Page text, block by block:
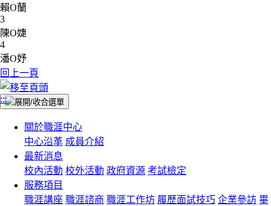
賴O蘭
3
陳O婕
4
潘O妤
回上一頁
:::
關於職涯中心
中心沿革 成員介紹
最新消息
校內活動 校外活動 政府資源 考試檢定
服務項目
職涯講座 職涯諮商 職涯工作坊 履歷面試技巧 企業參訪 畢